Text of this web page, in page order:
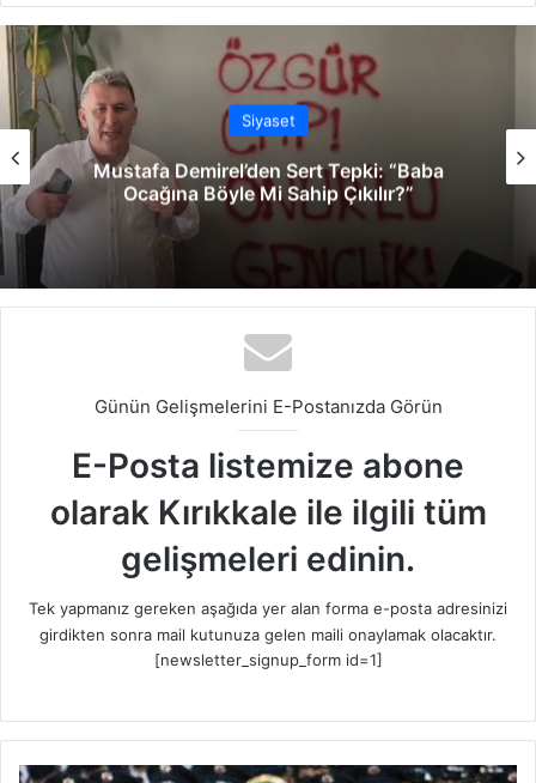
sit bo
ok
dIn ub
e
est ra
Siyaset
Mustafa Demirel’den Sert Tepki: “Baba
Ocağına Böyle Mi Sahip Çıkılır?”
Günün Gelişmelerini E-Postanızda Görün
E-Posta listemize abone
olarak Kırıkkale ile ilgili tüm
gelişmeleri edinin.
Tek yapmanız gereken aşağıda yer alan forma e-posta adresinizi
girdikten sonra mail kutunuza gelen maili onaylamak olacaktır.
[newsletter_signup_form id=1]
P